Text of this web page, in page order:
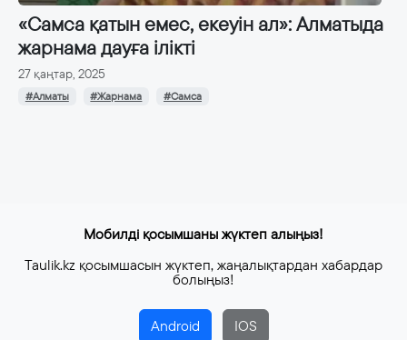
«Самса қатын емес, екеуін ал»: Алматыда
жарнама дауға ілікті
27 қаңтар, 2025
#Алматы #Жарнама #Самса
Мобилді қосымшаны жүктеп алыңыз!
Taulik.kz қосымшасын жүктеп, жаңалықтардан хабардар
болыңыз!
Android IOS